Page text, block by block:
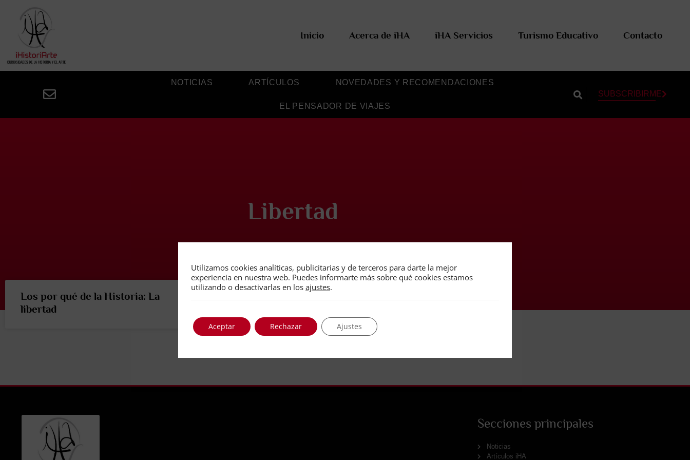
Inicio Acerca de iHA iHA Servicios Turismo Educativo Contacto
NOTICIAS ARTÍCULOS NOVEDADES Y RECOMENDACIONES
EL PENSADOR DE VIAJES
SUBSCRIBIRME
Libertad
Los por qué de la Historia: La
libertad
Secciones principales
Noticias
Artículos iHA
Utilizamos cookies analíticas, publicitarias y de terceros para darte la mejor
experiencia en nuestra web. Puedes informarte más sobre qué cookies estamos
utilizando o desactivarlas en los ajustes.
Aceptar Rechazar Ajustes